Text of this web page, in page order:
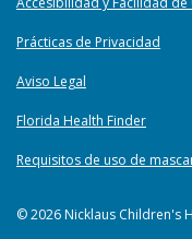
Prácticas de Privacidad
Aviso Legal
Florida Health Finder
Requisitos de uso de
© 2026 Nicklaus Children's